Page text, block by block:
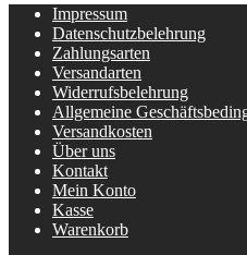
Impressum
Datenschutzbelehrung
Zahlungsarten
Versandarten
Widerrufsbelehrung
Allgemeine
Versandkosten
Über uns
Kontakt
Mein Konto
Kasse
Warenkorb